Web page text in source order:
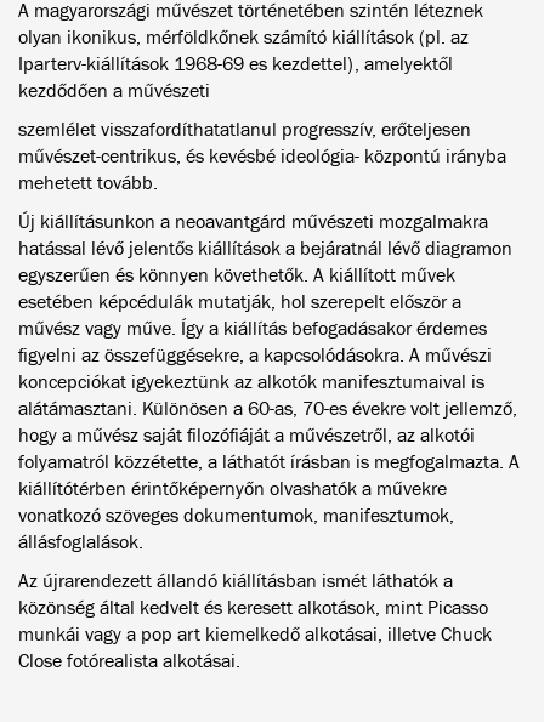
A magyarországi művészet történetében szintén léteznek
olyan ikonikus, mérföldkőnek számító kiállítások (pl. az
Iparterv-kiállítások 1968-69 es kezdettel), amelyektől
kezdődően a művészeti
szemlélet visszafordíthatatlanul progresszív, erőteljesen
művészet-centrikus, és kevésbé ideológia- központú irányba
mehetett tovább.
Új kiállításunkon a neoavantgárd művészeti mozgalmakra
hatással lévő jelentős kiállítások a bejáratnál lévő diagramon
egyszerűen és könnyen követhetők. A kiállított művek
esetében képcédulák mutatják, hol szerepelt először a
művész vagy műve. Így a kiállítás befogadásakor érdemes
figyelni az összefüggésekre, a kapcsolódásokra. A művészi
koncepciókat igyekeztünk az alkotók manifesztumaival is
alátámasztani. Különösen a 60-as, 70-es évekre volt jellemző,
hogy a művész saját filozófiáját a művészetről, az alkotói
folyamatról közzétette, a láthatót írásban is megfogalmazta. A
kiállítótérben érintőképernyőn olvashatók a művekre
vonatkozó szöveges dokumentumok, manifesztumok,
állásfoglalások.
Az újrarendezett állandó kiállításban ismét láthatók a
közönség által kedvelt és keresett alkotások, mint Picasso
munkái vagy a pop art kiemelkedő alkotásai, illetve Chuck
Close fotórealista alkotásai.